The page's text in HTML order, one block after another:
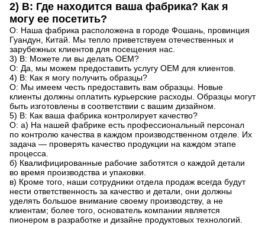
2) В: Где находится ваша фабрика? Как я
могу ее посетить?
О: Наша фабрика расположена в городе Фошань, провинция
Гуандун, Китай. Мы тепло приветствуем отечественных и
зарубежных клиентов для посещения нас.
3) В: Можете ли вы делать OEM?
О: Да, мы можем предоставить услугу OEM для клиентов.
4) В: Как я могу получить образцы?
О: Мы имеем честь предоставить вам образцы. Новые
клиенты должны оплатить курьерские расходы. Образцы могут
быть изготовлены в соответствии с вашим дизайном.
5) В: Как ваша фабрика контролирует качество?
О: а) На нашей фабрике есть профессиональный персонал
по контролю качества в каждом производственном отделе. Их
задача — проверять качество продукции на каждом этапе
процесса.
б) Квалифицированные рабочие заботятся о каждой детали
во время производства и упаковки.
в) Кроме того, наши сотрудники отдела продаж всегда будут
нести ответственность за качество и детали, они должны
уделять большое внимание своему производству, а не
клиентам; более того, основатель компании является
пионером в разработке и дизайне продуктовых технологий.